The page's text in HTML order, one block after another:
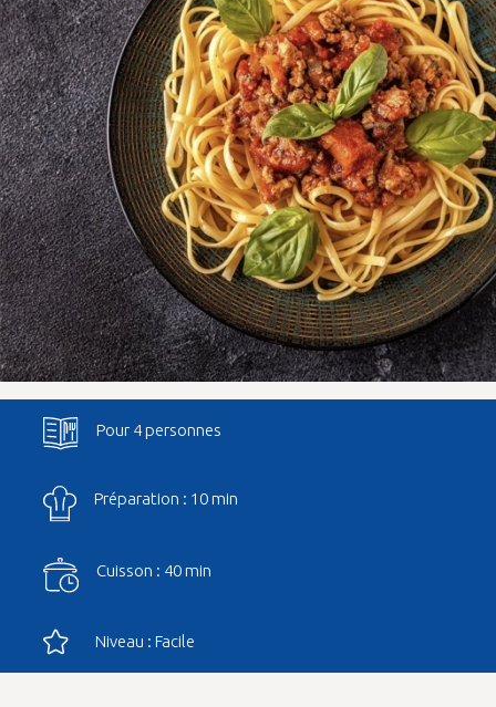
Pour 4 personnes
Préparation : 10 min
Cuisson : 40 min
Niveau : Facile